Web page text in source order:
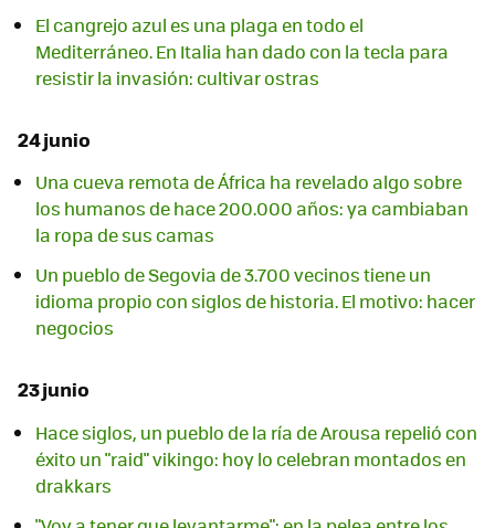
El cangrejo azul es una plaga en todo el
Mediterráneo. En Italia han dado con la tecla para
resistir la invasión: cultivar ostras
24 junio
Una cueva remota de África ha revelado algo sobre
los humanos de hace 200.000 años: ya cambiaban
la ropa de sus camas
Un pueblo de Segovia de 3.700 vecinos tiene un
idioma propio con siglos de historia. El motivo: hacer
negocios
23 junio
Hace siglos, un pueblo de la ría de Arousa repelió con
éxito un "raid" vikingo: hoy lo celebran montados en
drakkars